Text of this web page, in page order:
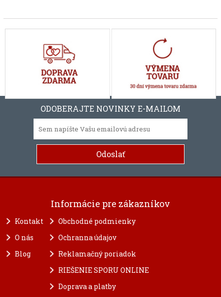
ODOBERAJTE NOVINKY E-MAILOM
Informácie pre zákazníkov
Kontakt
O nás
Blog
Obchodné podmienky
Ochranna údajov
Reklamačný poriadok
RIEŠENIE SPORU ONLINE
Doprava a platby